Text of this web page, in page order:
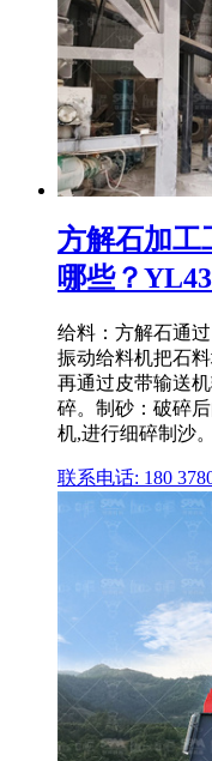
方解石加工
哪些？
给料：方解石通
振动给料机把石
再通过皮带输送
碎。制砂：破碎
机,进行细碎制沙
联系电话: 180